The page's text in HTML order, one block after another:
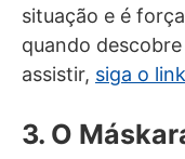
situação e é
quando
assistir, siga o link
3. O